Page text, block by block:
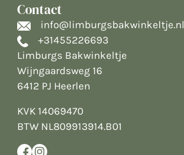
Contact
info@limburgsbakwinkeltje.nl
+31455226693
Limburgs Bakwinkeltje
Wijngaardsweg 16
6412 PJ Heerlen
KVK 14069470
BTW NL809913914.B01